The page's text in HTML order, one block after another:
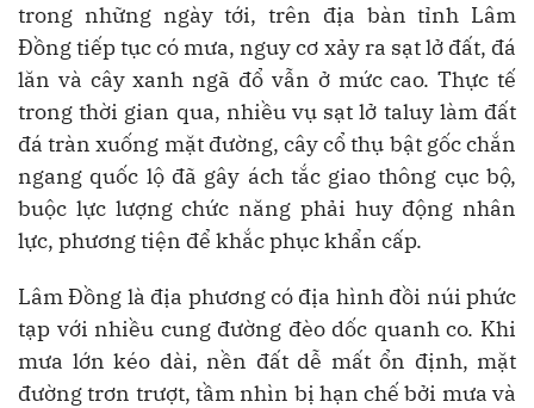
trong những ngày tới, trên địa bàn tỉnh Lâm
Đồng tiếp tục có mưa, nguy cơ xảy ra sạt lở đất, đá
lăn và cây xanh ngã đổ vẫn ở mức cao. Thực tế
trong thời gian qua, nhiều vụ sạt lở taluy làm đất
đá tràn xuống mặt đường, cây cổ thụ bật gốc chắn
ngang quốc lộ đã gây ách tắc giao thông cục bộ,
buộc lực lượng chức năng phải huy động nhân
lực, phương tiện để khắc phục khẩn cấp.
Lâm Đồng là địa phương có địa hình đồi núi phức
tạp với nhiều cung đường đèo dốc quanh co. Khi
mưa lớn kéo dài, nền đất dễ mất ổn định, mặt
đường trơn trượt, tầm nhìn bị hạn chế bởi mưa và